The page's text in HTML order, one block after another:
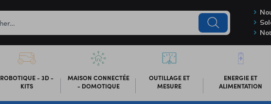
ROBOTIQUE - 3D -
KITS
MAISON CONNECTÉE
- DOMOTIQUE
OUTILLAGE ET
MESURE
ENERGIE ET
ALIMENTATION